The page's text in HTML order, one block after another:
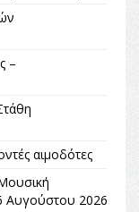
–
αιμοδότες
Αυγούστου 2026